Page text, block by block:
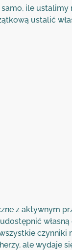
ile ustalimy
ustalić
z aktywnym
czynniki
ale wydaje